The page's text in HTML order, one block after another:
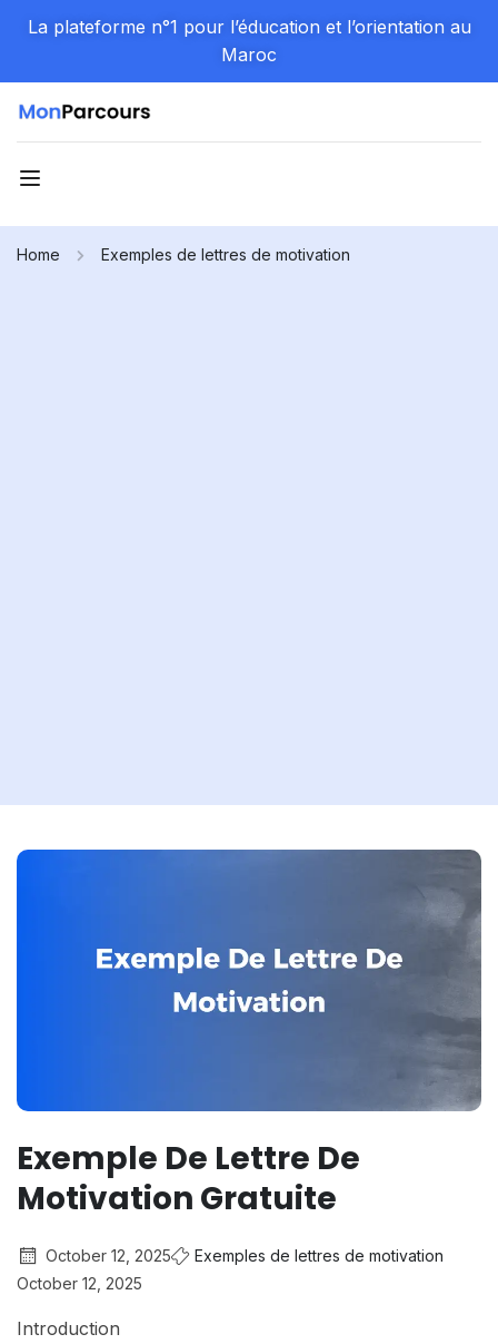
La plateforme n°1 pour l’éducation et l’orientation au
Maroc
Home Exemples de lettres de motivation
Exemple De Lettre De
Motivation Gratuite
October 12, 2025
Exemples de lettres de motivation
October 12, 2025
Introduction